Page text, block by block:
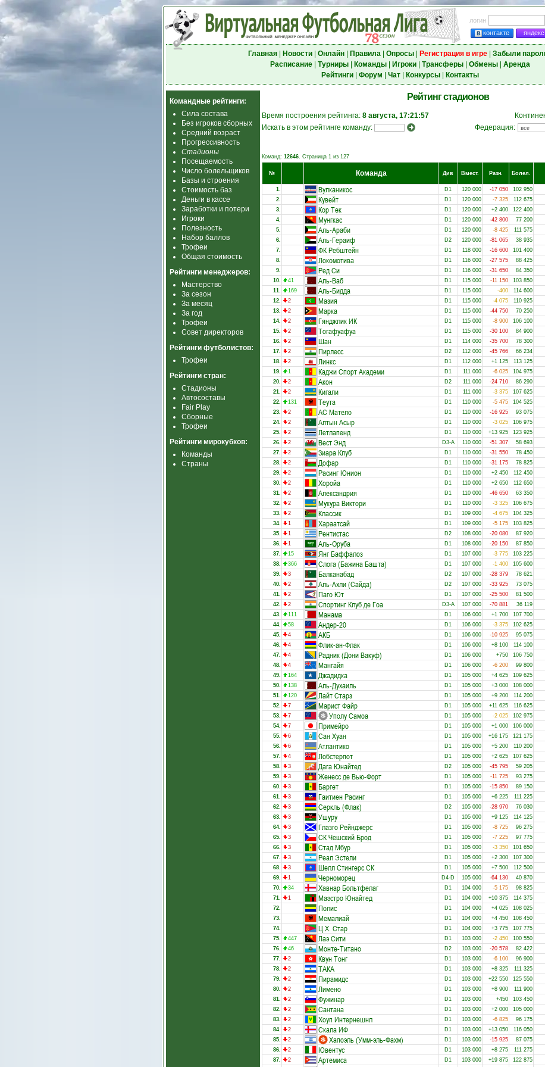
логин
контакте
яндекс
Главная| Новости| Онлайн| Правила| Опросы| Регистрация в игре| Забыли
Расписание| Турниры| Команды| Игроки| Трансферы| Обмены| Аренда
Рейтинги| Форум Чат| Конкурсы| Контакты
Командные рейтинги:
Сила состава
Без игроков сборных
Средний возраст
Прогрессивность
Стадионы
Посещаемость
Число болельщиков
Базы и строения
Стоимость баз
Деньги в кассе
Заработки и потери
Игроки
Полезность
Набор баллов
Трофеи
Общая стоимость
Рейтинги менеджеров:
Мастерство
За сезон
За месяц
За год
Трофеи
Совет директоров
Рейтинги футболистов:
Трофеи
Рейтинги стран:
Стадионы
Автосоставы
Fair Play
Сборные
Трофеи
Рейтинги мирокубков:
Команды
Страны
Рейтинг стадионов
Время построения рейтинга: 8 августа, 17:21:57
Искать в этом рейтинге команду:
Федерация:
Команд: 12646. Страница 1 из 127
№ Команда Див Вмест. Разн. Болел.
1. Вулканикос D1 120 000 -17 050 102 950
2. Кувейт D1 120 000 -7 325 112 675
3. Кор Тек D1 120 000 +2 400 122 400
4. Мунгкас D1 120 000 -42 800 77 200
5. Аль-Араби D1 120 000 -8 425 111 575
6. Аль-Гераиф D2 120 000 -81 065 38 935
7. ФК Ребштейн D1 118 000 -16 600 101 400
8. Локомотива D1 116 000 -27 575 88 425
9. Ред Си D1 116 000 -31 650 84 350
10. 41 Аль-Ваб D1 115 000 -11 150 103 850
11. 169 Аль-Бидда D1 115 000 -400 114 600
12. 2 Мазия D1 115 000 -4 075 110 925
13. 2 Марка D1 115 000 -44 750 70 250
14. 2 Гянджлик ИК D1 115 000 -8 900 106 100
15. 2 Тогафуафуа D1 115 000 -30 100 84 900
16. 2 Шан D1 114 000 -35 700 78 300
17. 2 Пирлесс D2 112 000 -45 766 66 234
18. 2 Линкс D1 112 000 +1 125 113 125
19. 1 Каджи Спорт Академи D1 111 000 -6 025 104 975
20. 2 Акон D2 111 000 -24 710 86 290
21. 2 Кигали D1 111 000 -3 375 107 625
22. 131 Теута D1 110 000 -5 475 104 525
23. 2 АС Матело D1 110 000 -16 925 93 075
24. 2 Алтын Асыр D1 110 000 -3 025 106 975
25. 2 Летлапенд D1 110 000 +13 925 123 925
26. 2 Вест Энд D3-A 110 000 -51 307 58 693
27. 2 Зиара Клуб D1 110 000 -31 550 78 450
28. 2 Дофар D1 110 000 -31 175 78 825
29. 2 Расинг Юнион D1 110 000 +2 450 112 450
30. 2 Хоройа D1 110 000 +2 650 112 650
31. 2 Александрия D1 110 000 -46 650 63 350
32. 2 Мукура Виктори D1 110 000 -3 325 106 675
33. 2 Классик D1 109 000 -4 675 104 325
34. 1 Хараатсай D1 109 000 -5 175 103 825
35. 1 Рентистас D2 108 000 -20 080 87 920
36. 1 Аль-Оруба D1 108 000 -20 150 87 850
37. 15 Янг Баффалоз D1 107 000 -3 775 103 225
38. 366 Слога (Бажина Башта) D1 107 000 -1 400 105 600
39. 3 Балканабад D2 107 000 -28 379 78 621
40. 2 Аль-Ахли (Сайда) D2 107 000 -33 925 73 075
41. 2 Паго Ют D1 107 000 -25 500 81 500
42. 2 Спортинг Клуб де Гоа D3-A 107 000 -70 881 36 119
43. 111 Манама D1 106 000 +1 700 107 700
44. 58 Андер-20 D1 106 000 -3 375 102 625
45. 4 АКБ D1 106 000 -10 925 95 075
46. 4 Флик-ан-Флак D1 106 000 +8 100 114 100
47. 4 Радник (Дони Вакуф) D1 106 000 +750 106 750
48. 4 Мангайя D1 106 000 -6 200 99 800
49. 164 Джадидка D1 105 000 +4 625 109 625
50. 138 Аль-Духаиль D1 105 000 +3 000 108 000
51. 120 Лайт Старз D1 105 000 +9 200 114 200
52. 7 Марист Файр D1 105 000 +11 625 116 625
53. 7 Уполу Самоа D1 105 000 -2 025 102 975
54. 7 Примейро D1 105 000 +1 000 106 000
55. 6 Сан Хуан D1 105 000 +16 175 121 175
56. 6 Атлантико D1 105 000 +5 200 110 200
57. 4 Лобстерпот D1 105 000 +2 625 107 625
58. 3 Дага Юнайтед D2 105 000 -45 795 59 205
59. 3 Женесс де Вью-Форт D1 105 000 -11 725 93 275
60. 3 Баргет D1 105 000 -15 850 89 150
61. 3 Гаитиен Расинг D1 105 000 +6 225 111 225
62. 3 Серкль (Флак) D2 105 000 -28 970 76 030
63. 3 Ушуру D1 105 000 +9 125 114 125
64. 3 Глазго Рейнджерс D1 105 000 -8 725 96 275
65. 3 СК Чешский Брод D1 105 000 -7 225 97 775
66. 3 Стад Мбур D1 105 000 -3 350 101 650
67. 3 Реал Эстели D1 105 000 +2 300 107 300
68. 3 Шелл Стингерс СК D1 105 000 +7 500 112 500
69. 1 Черноморец D4-D 105 000 -64 130 40 870
70. 34 Хавнар Больтфелаг D1 104 000 -5 175 98 825
71. 1 Маэстро Юнайтед D1 104 000 +10 375 114 375
72. Полис D1 104 000 +4 025 108 025
73. Мемалиай D1 104 000 +4 450 108 450
74. Ц.Х. Стар D1 104 000 +3 775 107 775
75. 447 Лаэ Сити D1 103 000 -2 450 100 550
76. 46 Монте-Титано D2 103 000 -20 578 82 422
77. 2 Квун Тонг D1 103 000 -6 100 96 900
78. 2 ТАКА D1 103 000 +8 325 111 325
79. 2 Пирамидс D1 103 000 +22 550 125 550
80. 2 Лимено D1 103 000 +8 900 111 900
81. 2 Фужинар D1 103 000 +450 103 450
82. 2 Сантана D1 103 000 +2 000 105 000
83. 2 Хоуп Интернешнл D1 103 000 -6 825 96 175
84. 2 Скала ИФ D1 103 000 +13 050 116 050
85. 2 Хапоэль (Умм-эль-Фахм) D1 103 000 -15 925 87 075
86. 2 Ювентус D1 103 000 +8 275 111 275
87. 2 Артемиса D1 103 000 +19 875 122 875